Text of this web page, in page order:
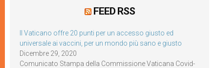
FEED RSS
Il Vaticano offre 20 punti per un accesso giusto ed
universale ai vaccini, per un mondo più sano e giusto
Dicembre 29, 2020
Comunicato Stampa della Commissione Vaticana Covid-